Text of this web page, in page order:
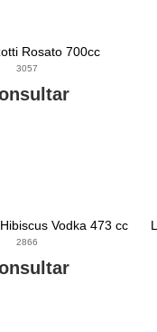
Rosato 700cc
3057
Vodka 473 cc
2866